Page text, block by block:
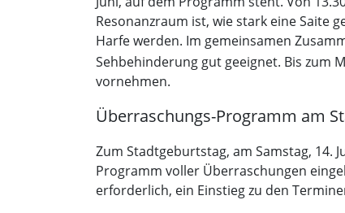
Resonanzraum ist, wie stark eine Saite
Harfe werden. Im gemeinsamen
Sehbehinderung gut geeignet. Bis zum
vornehmen.
Überraschungs-Programm am
Zum Stadtgeburtstag, am Samstag, 14.
Programm voller Überraschungen
erforderlich, ein Einstieg zu den